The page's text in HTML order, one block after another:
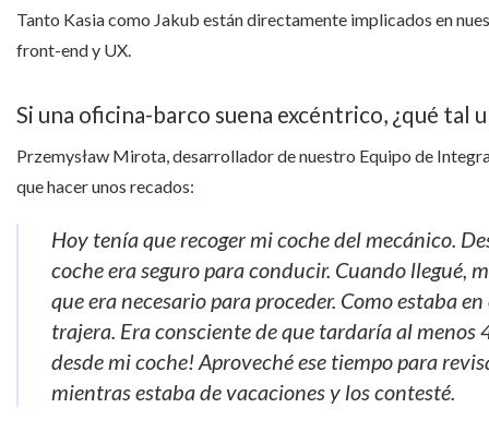
Tanto Kasia como Jakub están directamente implicados en
front-end y UX.
Si una oficina-barco suena excéntrico, ¿qué tal
Przemysław Mirota, desarrollador de nuestro Equipo de
que hacer unos recados:
Hoy tenía que recoger mi coche del mecánico.
coche era seguro para conducir. Cuando
que era necesario para proceder. Como estaba
trajera. Era consciente de que tardaría al
desde mi coche! Aproveché ese tiempo para
mientras estaba de vacaciones y los contesté.